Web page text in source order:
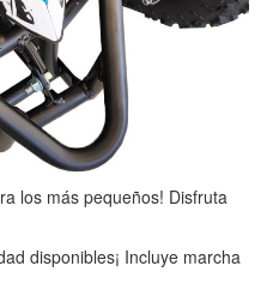
los más pequeños! Disfruta
disponibles¡ Incluye marcha